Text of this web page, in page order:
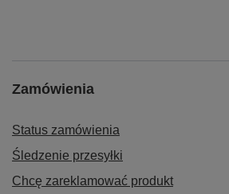
Zamówienia
Status zamówienia
Śledzenie przesyłki
Chcę zareklamować produkt